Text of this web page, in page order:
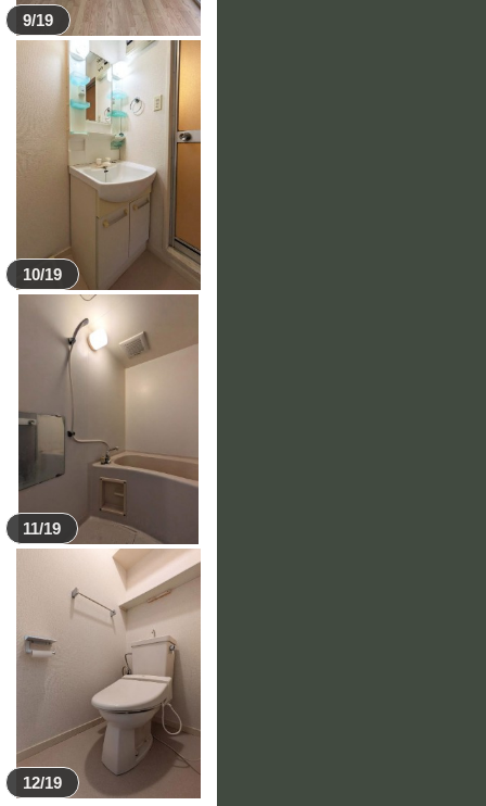
9/19
10/19
11/19
12/19